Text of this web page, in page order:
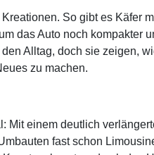
So gibt es Käfer
das Auto noch kompakter
Alltag, doch sie zeigen,
zu machen.
Mit einem deutlich
fast schon